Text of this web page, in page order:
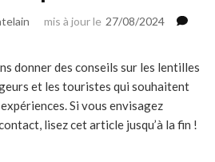
mis à jour le 27/08/2024
donner des conseils sur les lentilles
et les touristes qui souhaitent
Si vous envisagez
lisez cet article jusqu’à la fin !